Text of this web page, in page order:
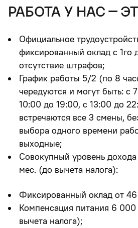
работа у нас –
Официальное
фиксированный оклад с 1го
отсутствие штрафов;
График работы 5/2 (по 8
чередуются и могут быть: с
10:00 до 19:00, с 13:00 до
встречаются все 3 смены,
выбора одного времени
выходные;
Совокупный уровень
мес. (до вычета налога):
Фиксированный оклад от
Компенсация питания 6
вычета налога);